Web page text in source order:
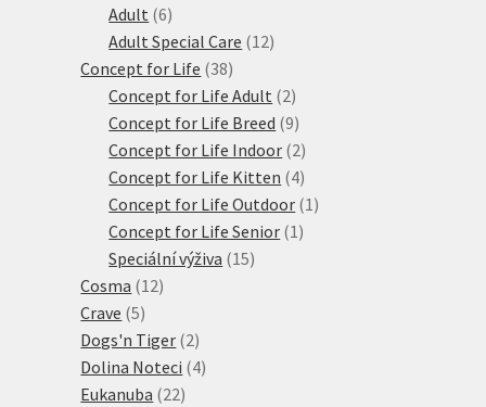
Adult 66
produktů
Adult Special Care 1212
Concept for Life 3838
produktů
Concept for Life Adult 22
produkty
Concept for Life Breed 99
produktů
Concept for Life Indoor 22
produkty
Concept for Life Kitten 44
produkty
Concept for Life Outdoor 1 1
Concept for Life Senior 1 1
Speciální výživa 1515
Cosma 1212
Crave 55
produktů
Dogs'n Tiger 22
produkty
Dolina Noteci 44
Eukanuba 2222